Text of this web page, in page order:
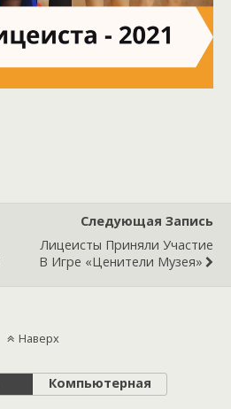
Следующая Запись
Лицеисты Приняли Участие
В Игре «Ценители Музея»
Наверх
Компьютерная